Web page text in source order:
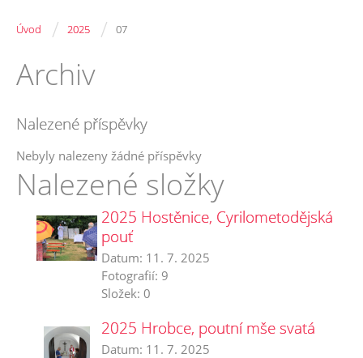
Úvod / 2025 / 07
Archiv
Nalezené příspěvky
Nebyly nalezeny žádné příspěvky
Nalezené složky
2025 Hostěnice, Cyrilometodějská
pouť
Datum: 11. 7. 2025
Fotografií: 9
Složek: 0
2025 Hrobce, poutní mše svatá
Datum: 11. 7. 2025